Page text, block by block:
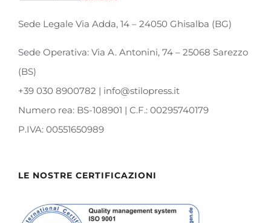
Sede Legale Via Adda, 14 – 24050 Ghisalba (BG)
Sede Operativa: Via A. Antonini, 74 – 25068 Sarezzo
(BS)
+39 030 8900782 | info@stilopress.it
Numero rea: BS-108901 | C.F.: 00295740179
P.IVA: 00551650989
LE NOSTRE CERTIFICAZIONI